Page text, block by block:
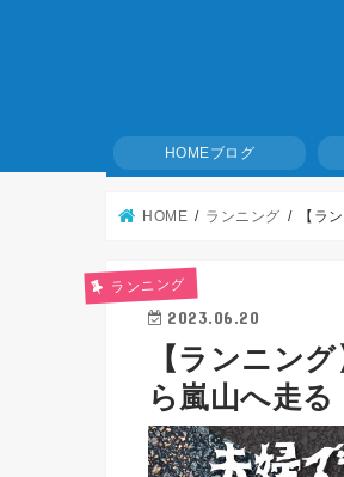
HOMEブログ
HOME ランニング 【ラ
ランニング
2023.06.20
【ランニン
ら嵐山へ走る